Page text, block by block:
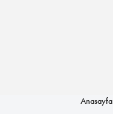
Anasayfa